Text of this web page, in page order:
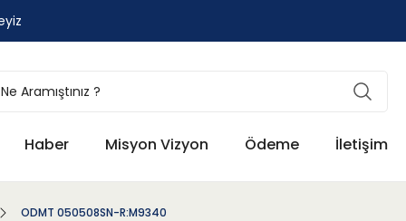
Haber Misyon Vizyon Ödeme İletişim
ODMT 050508SN-R:M9340